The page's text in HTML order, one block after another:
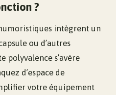
?
intègrent un
ou d’autres
polyvalence s’avère
d’espace de
votre équipement